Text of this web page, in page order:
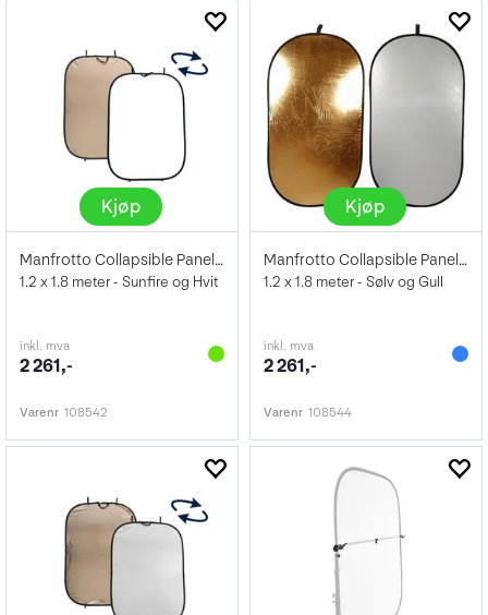
Kjøp
Manfrotto Collapsible Panelite Reflector
1.2 x 1.8 meter - Sunfire og Hvit
inkl. mva
2 261,-
Varenr 108542
Kjøp
Manfrotto Collapsible Panelite Reflector
1.2 x 1.8 meter - Sølv og Gull
inkl. mva
2 261,-
Varenr 108544